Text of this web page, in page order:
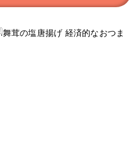
茸の塩唐揚げ 経済的なおつま